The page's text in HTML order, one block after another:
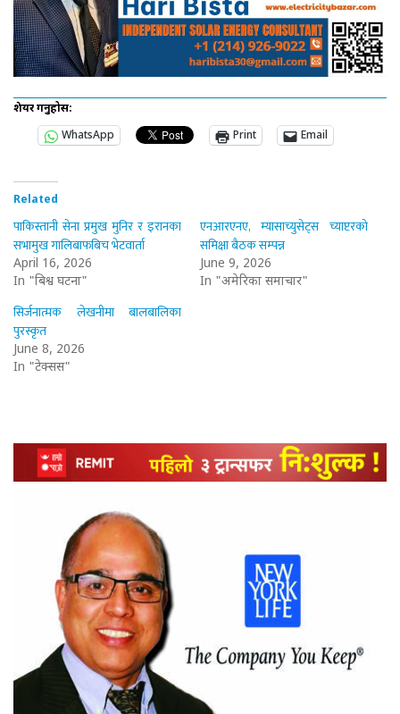
शेयर गर्नुहोस:
WhatsApp
Print Email
Related
पाकिस्तानी सेना प्रमुख मुनिर र इरानका
सभामुख गालिबाफबिच भेटवार्ता
April 16, 2026
In "बिश्व घटना"
एनआरएनए, म्यासाच्युसेट्स च्याप्टरको
समिक्षा बैठक सम्पन्न
June 9, 2026
In "अमेरिका समाचार"
सिर्जनात्मक लेखनीमा बालबालिका
पुरस्कृत
June 8, 2026
In "टेक्सस"